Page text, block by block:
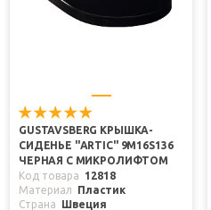
GUSTAVSBERG КРЫШКА-
СИДЕНЬЕ "ARTIC" 9M16S136
ЧЕРНАЯ С МИКРОЛИФТОМ
Код товара
12818
Материал
Пластик
Страна
Швеция